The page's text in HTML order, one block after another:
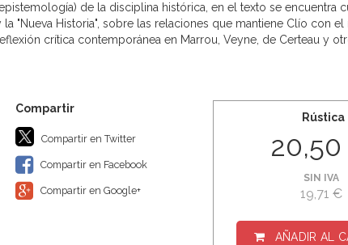
de la disciplina histórica, en el texto se encuentra
"Nueva Historia", sobre las relaciones que mantiene Clío con
crítica contemporánea en Marrou, Veyne, de Certeau y
Compartir en Twitter
Compartir en Facebook
Compartir en Google+
Rústica
SIN IVA
19,71 €
AÑADIR AL